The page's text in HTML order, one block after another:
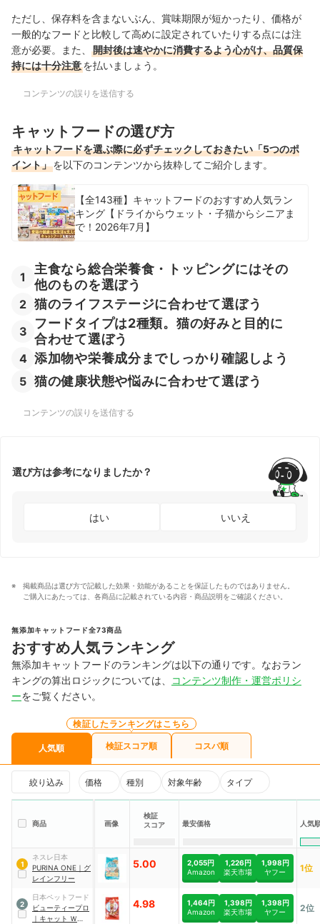
ただし、保存料を含まないぶん、賞味期限が短かったり、価格が
一般的なフードと比較して高めに設定されていたりする点には注
意が必要。また、
開封後は速やかに消費するよう心がけ、品質保
持には十分注意を払いましょう。
コンテンツの誤りを送信する
キャットフードの選び方
キャットフードを選ぶ際に必ずチェックしておきたい「5つのポ
イント」を以下のコンテンツから抜粋してご紹介します。
【全143種】キャットフードのおすすめ人気ラン
キング【ドライからウェット・子猫からシニアま
で！2026年7月】
1
主食なら総合栄養食・トッピングにはその
他のものを選ぼう
2 猫のライフステージに合わせて選ぼう
3
フードタイプは2種類。猫の好みと目的に
合わせて選ぼう
4 添加物や栄養成分までしっかり確認しよう
5 猫の健康状態や悩みに合わせて選ぼう
コンテンツの誤りを送信する
選び方は参考になりましたか？
はい いいえ
掲載商品は選び方で記載した効果・効能があることを保証したものではありません。
ご購入にあたっては、各商品に記載されている内容・商品説明をご確認ください。
無添加キャットフード全73商品
おすすめ人気ランキング
無添加キャットフードのランキングは以下の通りです。なおラン
キングの算出ロジックについては、
コンテンツ制作・運営ポリシ
ーをご覧ください。
人気順
検証したランキングはこちら
検証スコア順 コスパ順
絞り込み 価格 種別 対象年齢 タイプ
商品 画像
検証
スコア
最安価格 人気
1
ネスレ日本
PURINA ONE ｜ グ
レインフリー
5.00
2,055円
Amazon
1,226円
楽天市場
1,998円
ヤフー
1位
2
日本ペットフード
ビューティープロ
｜ キャット Ｗケア
4.98
1,464円
Amazon
1,398円
楽天市場
1,398円
ヤフー
2位